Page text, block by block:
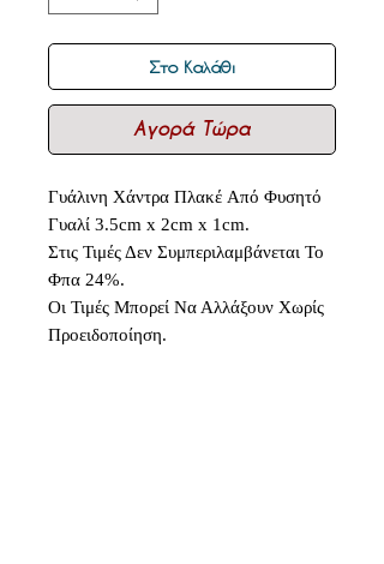
Στο Καλάθι
Αγορά Τώρα
Γυάλινη Χάντρα Πλακέ Από Φυσητό
Γυαλί 3.5cm x 2cm x 1cm.
Στις Τιμές Δεν Συμπεριλαμβάνεται Το
Φπα 24%.
Οι Τιμές Μπορεί Να Αλλάξουν Χωρίς
Προειδοποίηση.